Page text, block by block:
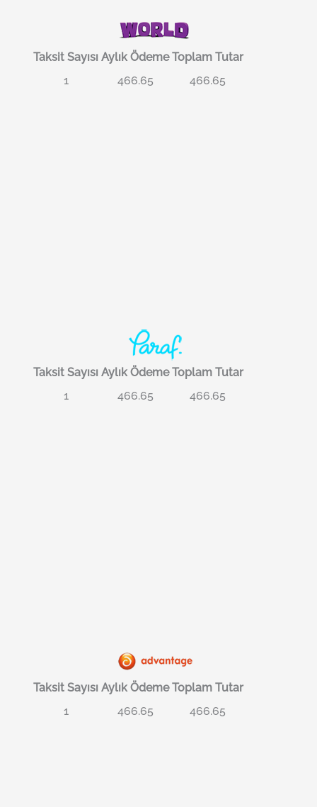
Taksit Sayısı Aylık Ödeme Toplam Tutar
1
466.65 466.65
Taksit Sayısı Aylık Ödeme Toplam Tutar
1
466.65 466.65
Taksit Sayısı Aylık Ödeme Toplam Tutar
1
466.65 466.65